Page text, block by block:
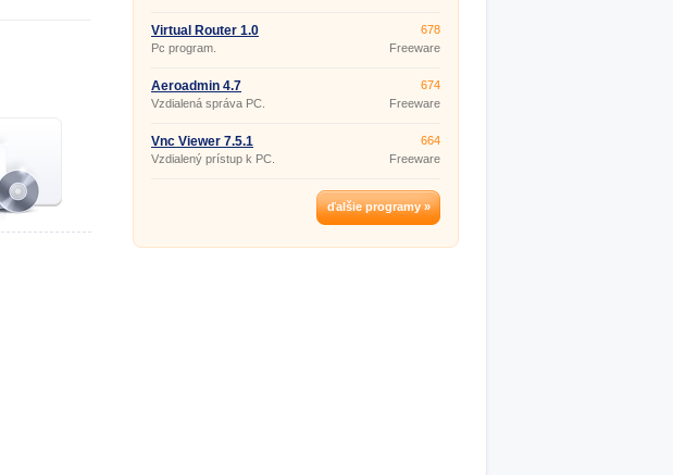
Virtual Router 1.0
Pc program.
678
Freeware
Aeroadmin 4.7
Vzdialená správa PC.
674
Freeware
Vnc Viewer 7.5.1
Vzdialený prístup k PC.
664
Freeware
ďalšie programy »